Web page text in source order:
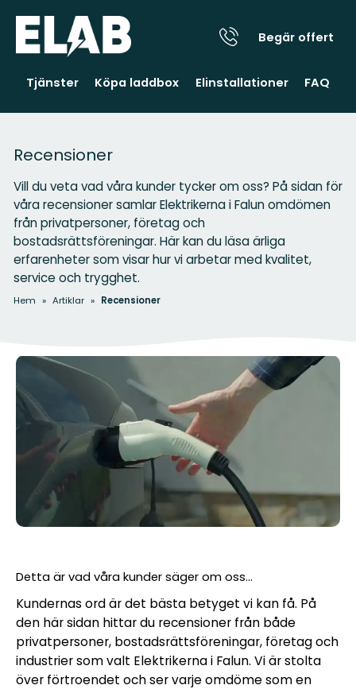
Begär offert
Tjänster Köpa laddbox Elinstallationer FAQ
Recensioner
Vill du veta vad våra kunder tycker om oss? På sidan för
våra recensioner samlar Elektrikerna i Falun omdömen
från privatpersoner, företag och
bostadsrättsföreningar. Här kan du läsa ärliga
erfarenheter som visar hur vi arbetar med kvalitet,
service och trygghet.
Hem » Artiklar » Recensioner
Detta är vad våra kunder säger om oss...
Kundernas ord är det bästa betyget vi kan få. På
den här sidan hittar du recensioner från både
privatpersoner, bostadsrättsföreningar, företag och
industrier som valt Elektrikerna i Falun. Vi är stolta
över förtroendet och ser varje omdöme som en